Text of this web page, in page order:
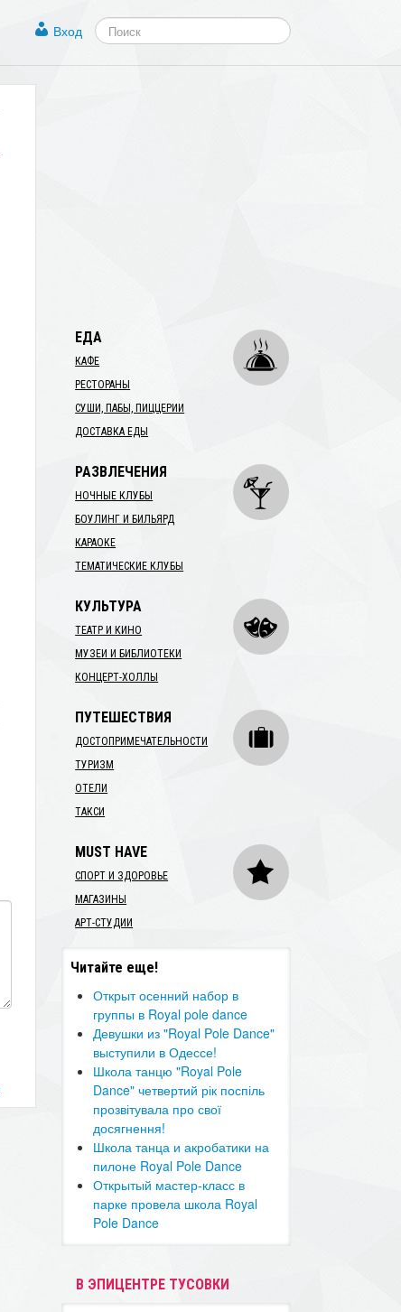
Вход
ЕДА
КАФЕ
РЕСТОРАНЫ
СУШИ, ПАБЫ, ПИЦЦЕРИИ
ДОСТАВКА ЕДЫ
РАЗВЛЕЧЕНИЯ
НОЧНЫЕ КЛУБЫ
БОУЛИНГ И БИЛЬЯРД
КАРАОКЕ
ТЕМАТИЧЕСКИЕ КЛУБЫ
КУЛЬТУРА
ТЕАТР И КИНО
МУЗЕИ И БИБЛИОТЕКИ
КОНЦЕРТ-ХОЛЛЫ
ПУТЕШЕСТВИЯ
ДОСТОПРИМЕЧАТЕЛЬНОСТИ
ТУРИЗМ
ОТЕЛИ
ТАКСИ
MUST HAVE
СПОРТ И ЗДОРОВЬЕ
МАГАЗИНЫ
АРТ-СТУДИИ
Читайте еще!
Открыт осенний набор в
группы в Royal pole dance
Девушки из "Royal Pole Dance"
выступили в Одессе!
Школа танцю "Royal Pole
Dance" четвертий рік поспіль
прозвітувала про свої
досягнення!
Школа танца и акробатики на
пилоне Royal Pole Dance
Открытый мастер-класс в
парке провела школа Royal
Pole Dance
В ЭПИЦЕНТРЕ ТУСОВКИ